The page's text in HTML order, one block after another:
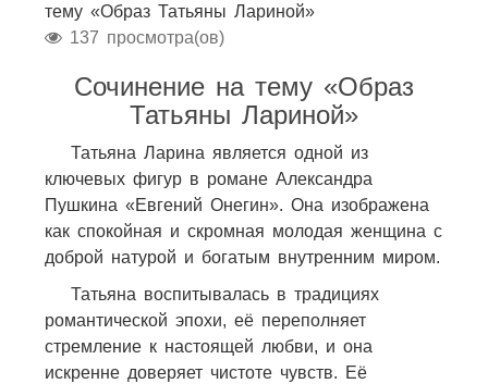
тему «Образ Татьяны Лариной»
137 просмотра(ов)
Сочинение на тему «Образ
Татьяны Лариной»
Татьяна Ларина является одной из
ключевых фигур в романе Александра
Пушкина «Евгений Онегин». Она изображена
как спокойная и скромная молодая женщина с
доброй натурой и богатым внутренним миром.
Татьяна воспитывалась в традициях
романтической эпохи, её переполняет
стремление к настоящей любви, и она
искренне доверяет чистоте чувств. Её